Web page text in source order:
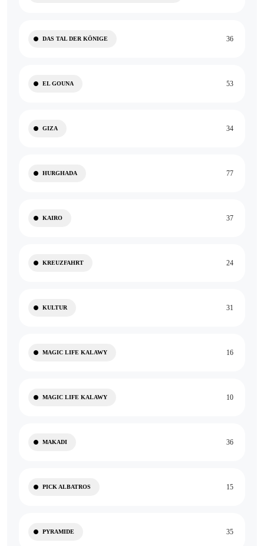
DAS TAL DER KÖNIGE 36
EL GOUNA 53
GIZA 34
HURGHADA 77
KAIRO 37
KREUZFAHRT 24
KULTUR 31
MAGIC LIFE KALAWY 16
MAGIC LIFE KALAWY 10
MAKADI 36
PICK ALBATROS 15
PYRAMIDE 35